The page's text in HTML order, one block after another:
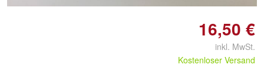
16,50 €
inkl. MwSt.
Kostenloser Versand